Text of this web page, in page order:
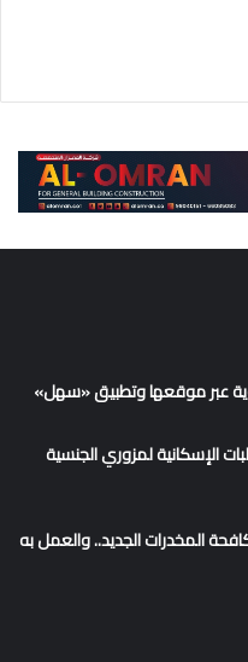
عبر موقعها وتطبيق «سهل»
الإسكانية لمزوري الجنسية
المخدرات الجديد.. والعمل به